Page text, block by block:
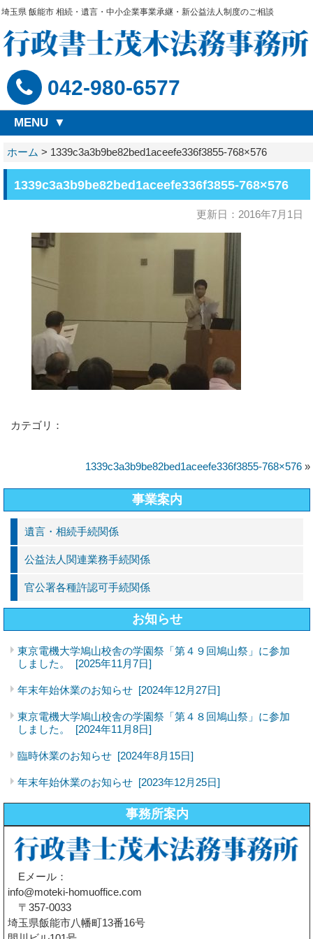
埼玉県 飯能市 相続・遺言・中小企業事業承継・新公益法人制度のご相談
042-980-6577
MENU
ホーム > 1339c3a3b9be82bed1aceefe336f3855-768×576
1339c3a3b9be82bed1aceefe336f3855-768×576
更新日：2016年7月1日
カテゴリ：
1339c3a3b9be82bed1aceefe336f3855-768×576 »
事業案内
遺言・相続手続関係
公益法人関連業務手続関係
官公署各種許認可手続関係
お知らせ
東京電機大学鳩山校舎の学園祭「第４９回鳩山祭」に参加
しました。 [2025年11月7日]
年末年始休業のお知らせ [2024年12月27日]
東京電機大学鳩山校舎の学園祭「第４８回鳩山祭」に参加
しました。 [2024年11月8日]
臨時休業のお知らせ [2024年8月15日]
年末年始休業のお知らせ [2023年12月25日]
事務所案内
Eメール：
info@moteki-homuoffice.com
〒357-0033
埼玉県飯能市八幡町13番16号